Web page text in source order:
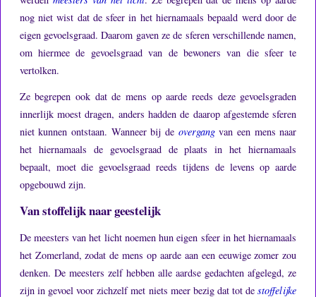
nog niet wist dat de sfeer in het hiernamaals bepaald werd door de
eigen gevoelsgraad.Daarom gaven ze de sferen verschillende namen,
om hiermee de gevoelsgraad van de bewoners van die sfeer te
vertolken.
Ze begrepen ook dat de mens op aarde reeds deze gevoelsgraden
innerlijk moest dragen, anders hadden de daarop afgestemde sferen
niet kunnen ontstaan. Wanneer bij de overgangvan een mens naar
het hiernamaals de gevoelsgraad de plaats in het hiernamaals
bepaalt, moet die gevoelsgraad reeds tijdens de levens op aarde
opgebouwd zijn.
Van stoffelijk naar geestelijk
De meesters van het licht noemen hun eigen sfeer in het hiernamaals
het Zomerland, zodat de mens op aarde aan een eeuwige zomer zou
denken. De meesters zelf hebben alle aardse gedachten afgelegd, ze
zijn in gevoel voor zichzelf met niets meer bezig dat tot destoffelijke